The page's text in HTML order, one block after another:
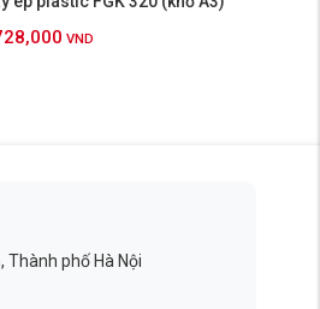
VND
Thành phố Hà Nội